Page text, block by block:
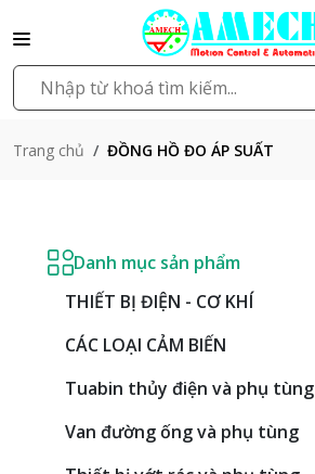
Trang chủ ĐỒNG HỒ ĐO ÁP SUẤT
Danh mục sản phẩm
THIẾT BỊ ĐIỆN - CƠ KHÍ
CÁC LOẠI CẢM BIẾN
Tuabin thủy điện và phụ tùng
Van đường ống và phụ tùng